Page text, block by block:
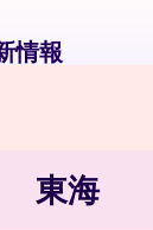
情報
東海